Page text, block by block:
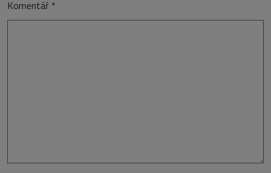
Komentář *